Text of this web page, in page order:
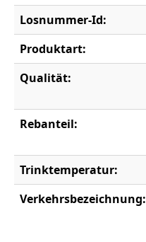
Losnummer-Id:
Produktart:
Qualität:
Rebanteil:
Trinktemperatur:
Verkehrsbezeichnung: